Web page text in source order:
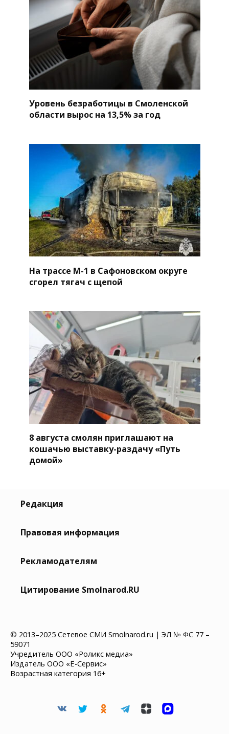
Уровень безработицы в Смоленской
области вырос на 13,5% за год
На трассе М-1 в Сафоновском округе
сгорел тягач с щепой
8 августа смолян приглашают на
кошачью выставку-раздачу «Путь
домой»
Редакция
Правовая информация
Рекламодателям
Цитирование Smolnarod.RU
© 2013–2025 Сетевое СМИ Smolnarod.ru | ЭЛ № ФС 77 –
59071
Учредитель ООО «Роликс медиа»
Издатель ООО «Ё-Сервис»
Возрастная категория 16+